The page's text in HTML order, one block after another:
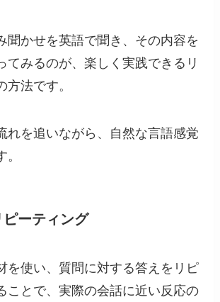
聞かせを英語で聞き、その内容を
てみるのが、楽しく実践できるリ
方法です。
れを追いながら、自然な言語感覚
ーティング
を使い、質問に対する答えをリピ
ことで、実際の会話に近い反応の